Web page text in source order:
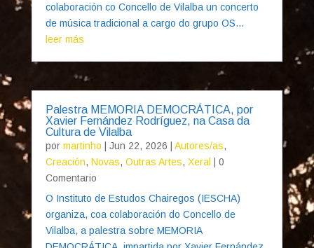
colaboración co Concello de Vilalba un concerto
de música tradicional a cargo do grupo OS...
leer más
Palestra MEMORIA DEMOCRÁTICA, por
Xavier Fernández Rodríguez, na Casa da
Cultura de Vilalba
por martinho Jun 22, 2026 Autores/as,
Creación, Novas, Outras Artes, Xeral
| 0
Comentario
O Instituto de Estudos Chairegos (IESCHA)
organiza, coa colaboración do Concello de
Vilalba, a palestra sobre MEMORIA